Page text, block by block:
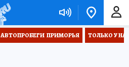
АВТОПРОБЕГИ  ПРИМОРЬЯ ТОЛЬКО У